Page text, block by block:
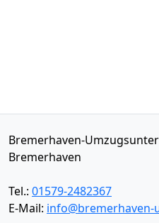
Bremerhaven-
Bremerhaven
Tel.: 01579-2482367
E-Mail: